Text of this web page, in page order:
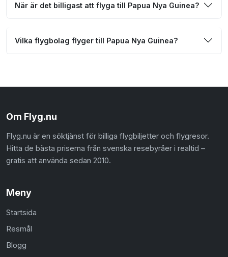
När är det billigast att flyga till Papua Nya Guinea?
Vilka flygbolag flyger till Papua Nya Guinea?
Om Flyg.nu
Flyg.nu är en söktjänst för billiga flygbiljetter och flygresor.
Hitta de bästa priserna från svenska resebyråer i realtid –
gratis att använda sedan 2010.
Meny
Startsida
Resmål
Blogg